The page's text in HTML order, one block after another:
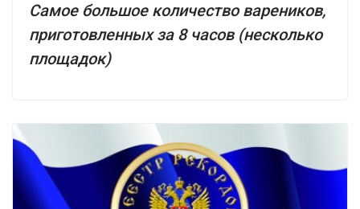
Самое большое количество вареников,
приготовленных за 8 часов (несколько
площадок)